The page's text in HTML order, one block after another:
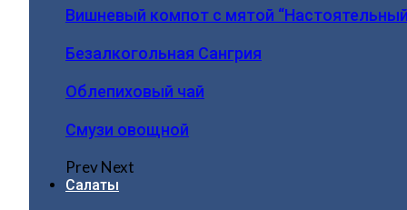
Вишневый компот с мятой
Безалкогольная Сангрия
Облепиховый чай
Смузи овощной
PrevNext
Салаты